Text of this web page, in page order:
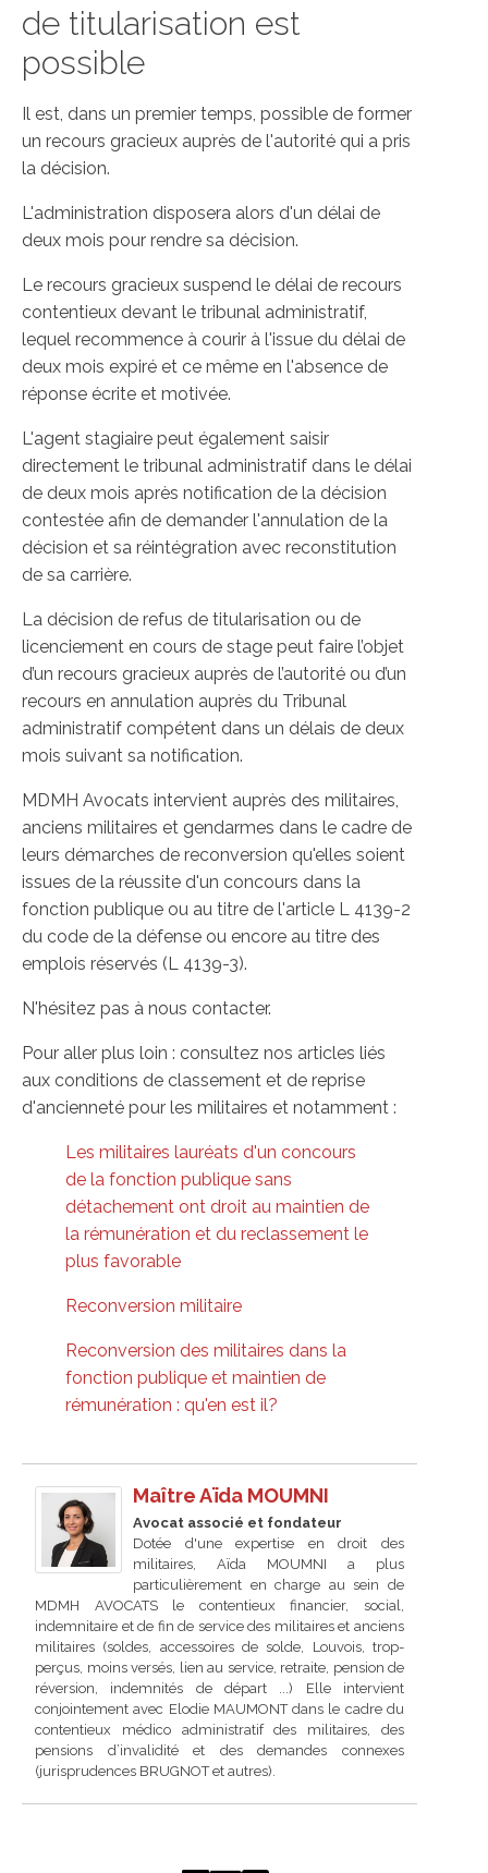
de titularisation est
possible
Il est, dans un premier temps, possible de former
un recours gracieux auprès de l'autorité qui a pris
la décision.
L'administration disposera alors d'un délai de
deux mois pour rendre sa décision.
Le recours gracieux suspend le délai de recours
contentieux devant le tribunal administratif,
lequel recommence à courir à l'issue du délai de
deux mois expiré et ce même en l'absence de
réponse écrite et motivée.
L'agent stagiaire peut également saisir
directement le tribunal administratif dans le délai
de deux mois après notification de la décision
contestée afin de demander l'annulation de la
décision et sa réintégration avec reconstitution
de sa carrière.
La décision de refus de titularisation ou de
licenciement en cours de stage peut faire l’objet
d’un recours gracieux auprès de l’autorité ou d’un
recours en annulation auprès du Tribunal
administratif compétent dans un délais de deux
mois suivant sa notification.
MDMH Avocats intervient auprès des militaires,
anciens militaires et gendarmes dans le cadre de
leurs démarches de reconversion qu'elles soient
issues de la réussite d'un concours dans la
fonction publique ou au titre de l'article L 4139-2
du code de la défense ou encore au titre des
emplois réservés (L 4139-3).
N'hésitez pas à nous contacter.
Pour aller plus loin : consultez nos articles liés
aux conditions de classement et de reprise
d'ancienneté pour les militaires et notamment :
Les militaires lauréats d'un concours
de la fonction publique sans
détachement ont droit au maintien de
la rémunération et du reclassement le
plus favorable
Reconversion militaire
Reconversion des militaires dans la
fonction publique et maintien de
rémunération : qu'en est il?
Maître Aïda MOUMNI
Avocat associé et fondateur
Dotée d'une expertise en droit des
militaires, Aïda MOUMNI a plus
particulièrement en charge au sein de
MDMH AVOCATS le contentieux financier, social,
indemnitaire et de fin de service des militaires et anciens
militaires (soldes, accessoires de solde, Louvois, trop-
perçus, moins versés, lien au service, retraite, pension de
réversion, indemnités de départ ...) Elle intervient
conjointement avec Elodie MAUMONT dans le cadre du
contentieux médico administratif des militaires, des
pensions d’invalidité et des demandes connexes
(jurisprudences BRUGNOT et autres).